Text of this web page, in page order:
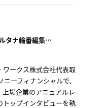
北村（宮子）佳代子（オルタナ輪番編集長）
ークス株式会社代表取
ーフィナンシャルで、
場企業のアニュアルレ
ップインタビューを執